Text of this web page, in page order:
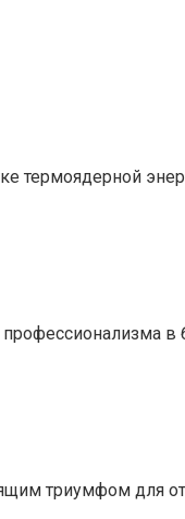
термоядерной
триумфом для